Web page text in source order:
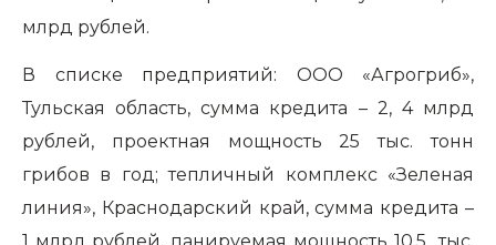
млрд рублей.
В списке предприятий: ООО «Агрогриб»,
Тульская область, сумма кредита – 2, 4 млрд
рублей, проектная мощность 25 тыс. тонн
грибов в год; тепличный комплекс «Зеленая
линия», Краснодарский край, сумма кредита –